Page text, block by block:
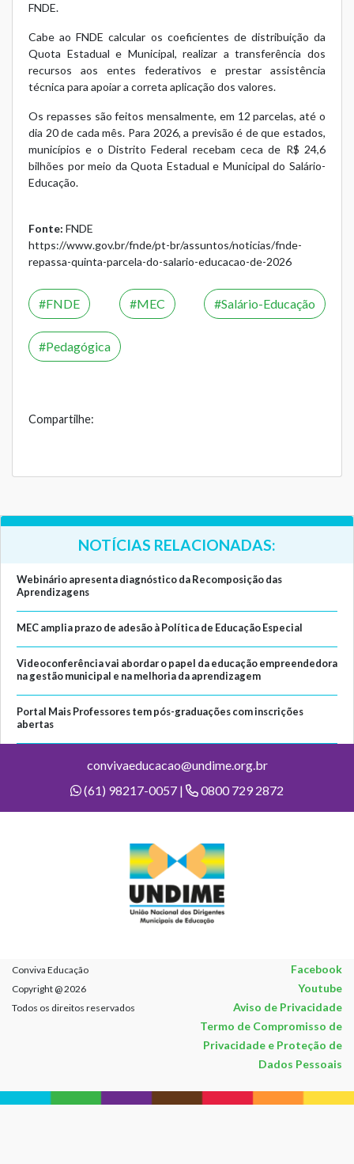
FNDE.
Cabe ao FNDE calcular os coeficientes de distribuição da
Quota Estadual e Municipal, realizar a transferência dos
recursos aos entes federativos e prestar assistência
técnica para apoiar a correta aplicação dos valores.
Os repasses são feitos mensalmente, em 12 parcelas, até o
dia 20 de cada mês. Para 2026, a previsão é de que estados,
municípios e o Distrito Federal recebam ceca de R$ 24,6
bilhões por meio da Quota Estadual e Municipal do Salário-
Educação.
Fonte: FNDE
https://www.gov.br/fnde/pt-br/assuntos/noticias/fnde-
repassa-quinta-parcela-do-salario-educacao-de-2026
FNDE MEC Salário-Educação
Pedagógica
Compartilhe:
NOTÍCIAS RELACIONADAS:
Webinário apresenta diagnóstico da Recomposição das
Aprendizagens
MEC amplia prazo de adesão à Política de Educação Especial
Videoconferência vai abordar o papel da educação empreendedora
na gestão municipal e na melhoria da aprendizagem
Portal Mais Professores tem pós-graduações com inscrições
abertas
convivaeducacao@undime.org.br
(61) 98217-0057 |
0800 729 2872
Conviva Educação Facebook
Copyright @ 2026 Youtube
Todos os direitos reservados
Aviso de Privacidade
Termo de Compromisso de
Privacidade e Proteção de
Dados Pessoais